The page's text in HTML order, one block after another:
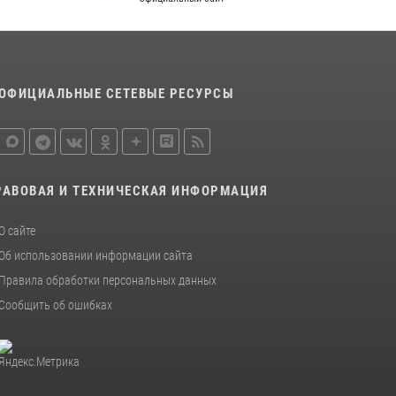
Омске
Росгвардия подвела итоги добровольной
10 июля 2026, 06:04
СЕТЕВЫЕ РЕСУРСЫ
И ТЕХНИЧЕСКАЯ ИНФОРМАЦИЯ
О сайте
Об использовании информации сайта
Правила обработки персональных данных
Сообщить об ошибках